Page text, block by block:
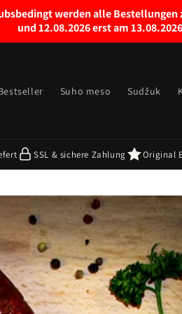
werden alle Bestellungen
und 12.08.2026 erst am
Suho meso Sudžuk
SSL & sichere Zahlung Original